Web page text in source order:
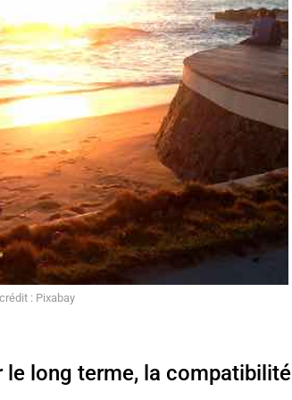
: Pixabay
le long terme, la compatibilité